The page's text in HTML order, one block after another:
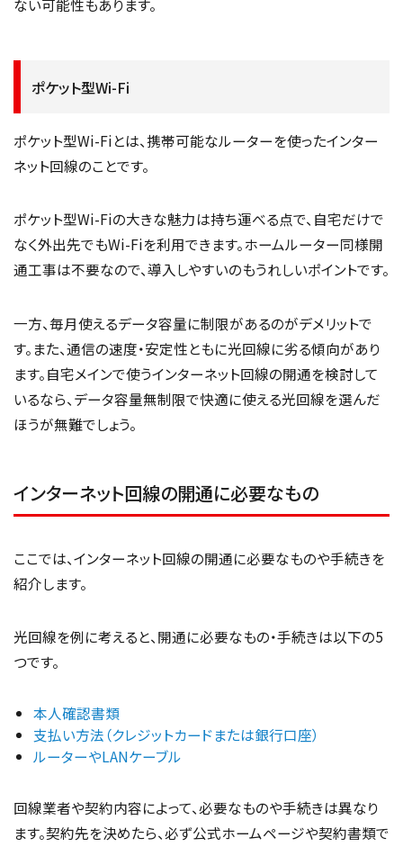
ない可能性もあります。
ポケット型Wi-Fi
ポケット型Wi-Fiとは、携帯可能なルーターを使ったインター
ネット回線のことです。
ポケット型Wi-Fiの大きな魅力は持ち運べる点で、自宅だけで
なく外出先でもWi-Fiを利用できます。ホームルーター同様開
通工事は不要なので、導入しやすいのもうれしいポイントです。
一方、毎月使えるデータ容量に制限があるのがデメリットで
す。また、通信の速度・安定性ともに光回線に劣る傾向があり
ます。自宅メインで使うインターネット回線の開通を検討して
いるなら、データ容量無制限で快適に使える光回線を選んだ
ほうが無難でしょう。
インターネット回線の開通に必要なもの
ここでは、インターネット回線の開通に必要なものや手続きを
紹介します。
光回線を例に考えると、開通に必要なもの・手続きは以下の5
つです。
本人確認書類
支払い方法（クレジットカードまたは銀行口座）
ルーターやLANケーブル
回線業者や契約内容によって、必要なものや手続きは異なり
ます。契約先を決めたら、必ず公式ホームページや契約書類で